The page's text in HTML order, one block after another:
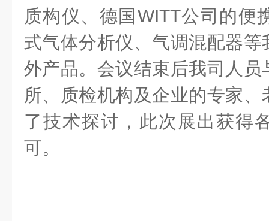
质构仪、德国WITT公司的便
式气体分析仪、气调混配器
外产品。会议结束后我司人
所、质检机构及企业的专家
了技术探讨，此次展出获得
可。